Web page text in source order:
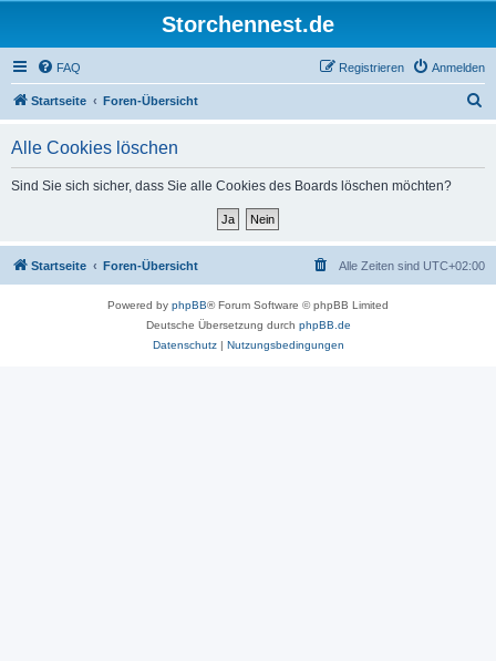
Storchennest.de
FAQ Anmelden
Registrieren
Startseite Foren-Übersicht
Alle Cookies löschen
Sind Sie sich sicher, dass Sie alle Cookies des Boards löschen möchten?
Startseite Foren-Übersicht Alle Zeiten sind UTC+02:00
Powered by phpBB® Forum Software © phpBB Limited
Deutsche Übersetzung durch phpBB.de
Datenschutz| Nutzungsbedingungen